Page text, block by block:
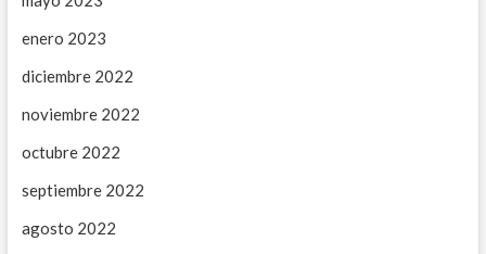
enero 2023
diciembre 2022
noviembre 2022
octubre 2022
septiembre 2022
agosto 2022